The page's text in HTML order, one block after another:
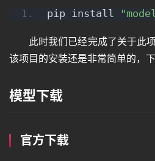
pip install
此时我们已经完成了关于此
该项目的安装还是非常简单的，
模型下载
官方下载